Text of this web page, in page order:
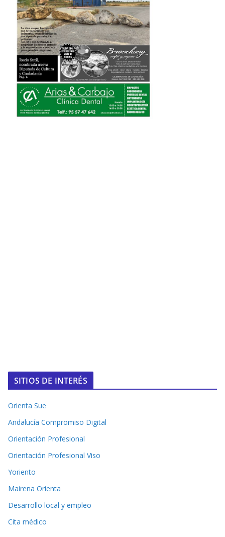
SITIOS DE INTERÉS
Orienta Sue
Andalucía Compromiso Digital
Orientación Profesional
Orientación Profesional Viso
Yoriento
Mairena Orienta
Desarrollo local y empleo
Cita médico